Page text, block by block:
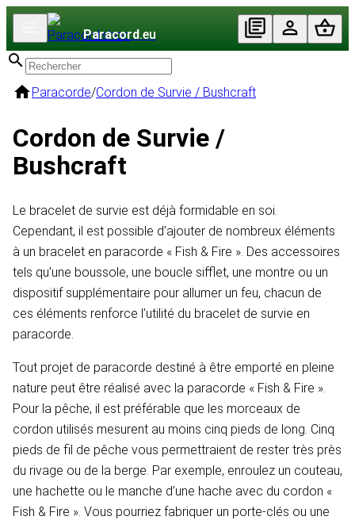
Paracord.eu
Paracorde/Cordon de Survie / Bushcraft
Cordon de Survie /
Bushcraft
Le bracelet de survie est déjà formidable en soi.
Cependant, il est possible d’ajouter de nombreux éléments
à un bracelet en paracorde « Fish & Fire ». Des accessoires
tels qu’une boussole, une boucle sifflet, une montre ou un
dispositif supplémentaire pour allumer un feu, chacun de
ces éléments renforce l’utilité du bracelet de survie en
paracorde.
Tout projet de paracorde destiné à être emporté en pleine
nature peut être réalisé avec la paracorde « Fish & Fire ».
Pour la pêche, il est préférable que les morceaux de
cordon utilisés mesurent au moins cinq pieds de long. Cinq
pieds de fil de pêche vous permettraient de rester très près
du rivage ou de la berge. Par exemple, enroulez un couteau,
une hachette ou le manche d’une hache avec du cordon «
Fish & Fire ». Vous pourriez fabriquer un porte-clés ou une